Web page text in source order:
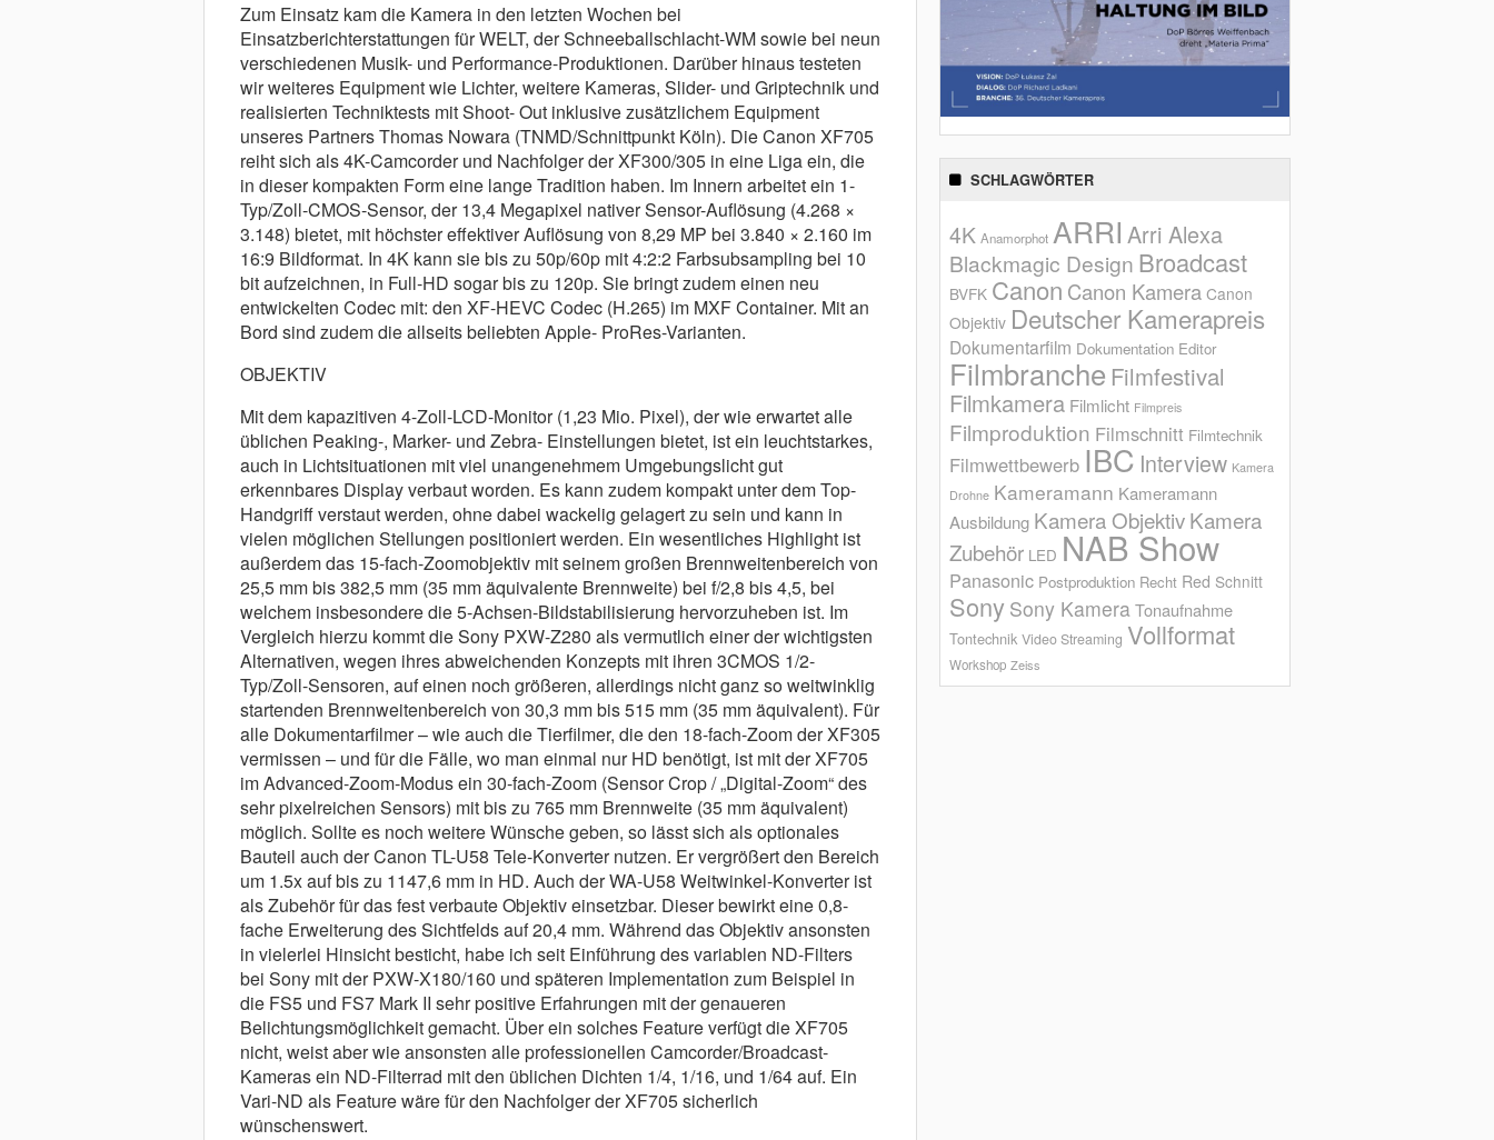
Zum Einsatz kam die Kamera in den letzten Wochen bei
Einsatzberichterstattungen für WELT, der Schneeballschlacht-WM sowie bei neun
verschiedenen Musik- und Performance-Produktionen. Darüber hinaus testeten
wir weiteres Equipment wie Lichter, weitere Kameras, Slider- und Griptechnik und
realisierten Techniktests mit Shoot- Out inklusive zusätzlichem Equipment
unseres Partners Thomas Nowara (TNMD/Schnittpunkt Köln). Die Canon XF705
reiht sich als 4K-Camcorder und Nachfolger der XF300/305 in eine Liga ein, die
in dieser kompakten Form eine lange Tradition haben. Im Innern arbeitet ein 1-
Typ/Zoll-CMOS-Sensor, der 13,4 Megapixel nativer Sensor-Auflösung (4.268 ×
3.148) bietet, mit höchster effektiver Auflösung von 8,29 MP bei 3.840 × 2.160 im
16:9 Bildformat. In 4K kann sie bis zu 50p/60p mit 4:2:2 Farbsubsampling bei 10
bit aufzeichnen, in Full-HD sogar bis zu 120p. Sie bringt zudem einen neu
entwickelten Codec mit: den XF-HEVC Codec (H.265) im MXF Container. Mit an
Bord sind zudem die allseits beliebten Apple- ProRes-Varianten.
OBJEKTIV
Mit dem kapazitiven 4-Zoll-LCD-Monitor (1,23 Mio. Pixel), der wie erwartet alle
üblichen Peaking-, Marker- und Zebra- Einstellungen bietet, ist ein leuchtstarkes,
auch in Lichtsituationen mit viel unangenehmem Umgebungslicht gut
erkennbares Display verbaut worden. Es kann zudem kompakt unter dem Top-
Handgriff verstaut werden, ohne dabei wackelig gelagert zu sein und kann in
vielen möglichen Stellungen positioniert werden. Ein wesentliches Highlight ist
außerdem das 15-fach-Zoomobjektiv mit seinem großen Brennweitenbereich von
25,5 mm bis 382,5 mm (35 mm äquivalente Brennweite) bei f/2,8 bis 4,5, bei
welchem insbesondere die 5-Achsen-Bildstabilisierung hervorzuheben ist. Im
Vergleich hierzu kommt die Sony PXW-Z280 als vermutlich einer der wichtigsten
Alternativen, wegen ihres abweichenden Konzepts mit ihren 3CMOS 1/2-
Typ/Zoll-Sensoren, auf einen noch größeren, allerdings nicht ganz so weitwinklig
startenden Brennweitenbereich von 30,3 mm bis 515 mm (35 mm äquivalent). Für
alle Dokumentarfilmer – wie auch die Tierfilmer, die den 18-fach-Zoom der XF305
vermissen – und für die Fälle, wo man einmal nur HD benötigt, ist mit der XF705
im Advanced-Zoom-Modus ein 30-fach-Zoom (Sensor Crop / „Digital-Zoom“ des
sehr pixelreichen Sensors) mit bis zu 765 mm Brennweite (35 mm äquivalent)
möglich. Sollte es noch weitere Wünsche geben, so lässt sich als optionales
Bauteil auch der Canon TL-U58 Tele-Konverter nutzen. Er vergrößert den Bereich
um 1.5x auf bis zu 1147,6 mm in HD. Auch der WA-U58 Weitwinkel-Konverter ist
als Zubehör für das fest verbaute Objektiv einsetzbar. Dieser bewirkt eine 0,8-
fache Erweiterung des Sichtfelds auf 20,4 mm. Während das Objektiv ansonsten
in vielerlei Hinsicht besticht, habe ich seit Einführung des variablen ND-Filters
bei Sony mit der PXW-X180/160 und späteren Implementation zum Beispiel in
die FS5 und FS7 Mark II sehr positive Erfahrungen mit der genaueren
Belichtungsmöglichkeit gemacht. Über ein solches Feature verfügt die XF705
nicht, weist aber wie ansonsten alle professionellen Camcorder/Broadcast-
Kameras ein ND-Filterrad mit den üblichen Dichten 1/4, 1/16, und 1/64 auf. Ein
Vari-ND als Feature wäre für den Nachfolger der XF705 sicherlich
wünschenswert.
SCHLAGWÖRTER
4K Anamorphot ARRI Arri Alexa
Blackmagic Design Broadcast
BVFK Canon Canon Kamera Canon
Objektiv Deutscher Kamerapreis
Dokumentarfilm Dokumentation Editor
Filmbranche Filmfestival
Filmkamera Filmlicht Filmpreis
Filmproduktion Filmschnitt Filmtechnik
Filmwettbewerb IBC Interview Kamera
Drohne Kameramann Kameramann
Ausbildung Kamera ObjektivKamera
Zubehör LED NAB Show
Panasonic Postproduktion Recht Red Schnitt
Sony Sony KameraTonaufnahme
Tontechnik Video Streaming Vollformat
Workshop Zeiss